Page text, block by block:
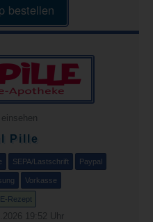
bestellen
Pille
SEPA/Lastschrift Paypal
Vorkasse
E-Rezept
19:52 Uhr